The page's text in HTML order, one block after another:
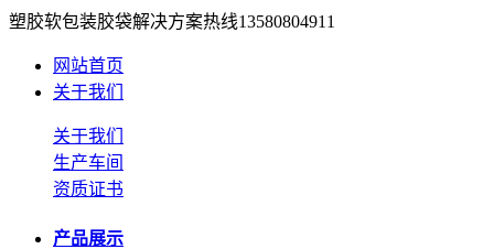
塑胶软包装胶袋解决方案热线13580804911
网站首页
关于我们
关于我们
生产车间
资质证书
产品展示